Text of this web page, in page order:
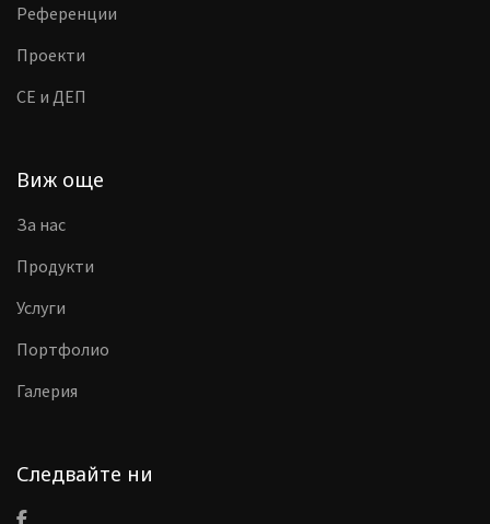
Референции
Проекти
CE и ДЕП
Виж още
За нас
Продукти
Услуги
Портфолио
Галерия
Следвайте ни